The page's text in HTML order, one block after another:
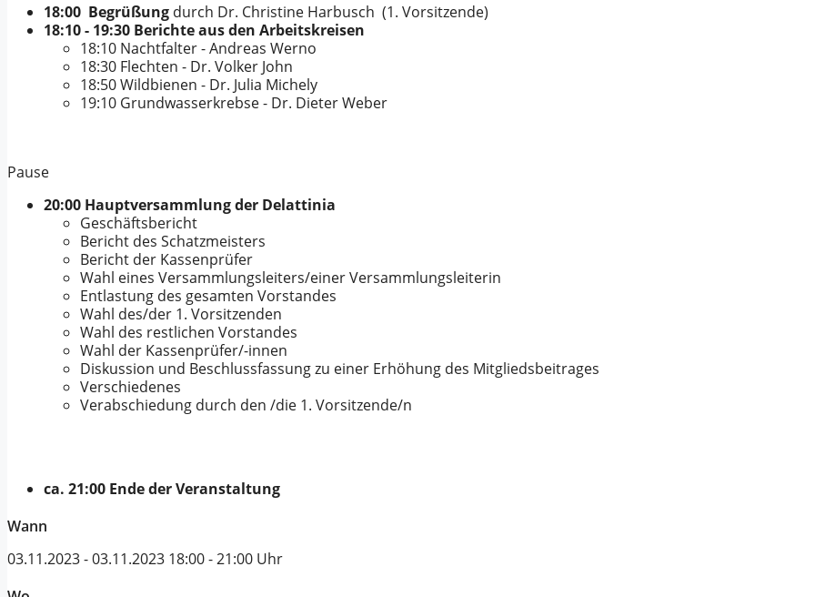
18:00 Begrüßung durch Dr. Christine Harbusch (1. Vorsitzende)
18:10 - 19:30 Berichte aus den Arbeitskreisen
18:10 Nachtfalter - Andreas Werno
18:30 Flechten - Dr. Volker John
18:50 Wildbienen - Dr. Julia Michely
19:10 Grundwasserkrebse - Dr. Dieter Weber
Pause
20:00 Hauptversammlung der Delattinia
Geschäftsbericht
Bericht des Schatzmeisters
Bericht der Kassenprüfer
Wahl eines Versammlungsleiters/einer Versammlungsleiterin
Entlastung des gesamten Vorstandes
Wahl des/der 1. Vorsitzenden
Wahl des restlichen Vorstandes
Wahl der Kassenprüfer/-innen
Diskussion und Beschlussfassung zu einer Erhöhung des Mitgliedsbeitrages
Verschiedenes
Verabschiedung durch den /die 1. Vorsitzende/n
ca. 21:00 Ende der Veranstaltung
Wann
03.11.2023 - 03.11.2023 18:00 - 21:00 Uhr